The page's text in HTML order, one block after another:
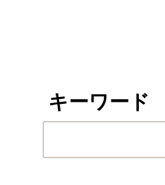
キーワード